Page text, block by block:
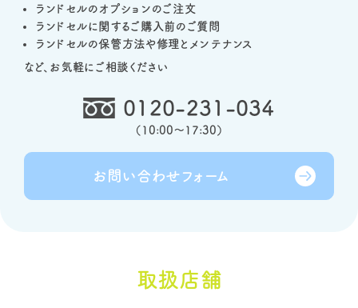
ランドセルのオプションのご注文
ランドセルに関するご購入前のご質問
ランドセルの保管方法や修理とメンテナンス
など、お気軽にご相談ください
0120-231-034
（ 10:00～17:30）
お問い合わせ フォーム
取扱店舗